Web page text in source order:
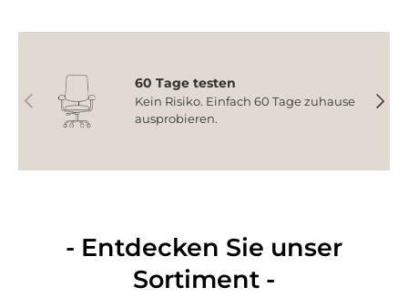
Vorherige
60 Tage testen
Kein Risiko. Einfach 60 Tage zuhause
ausprobieren.
- Entdecken Sie unser
Sortiment -